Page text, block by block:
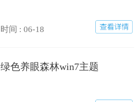
时间 : 06-18
绿色养眼森林win7主题